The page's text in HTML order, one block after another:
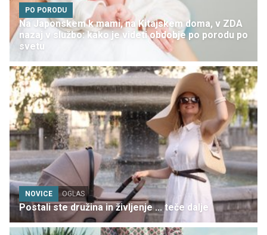
PO PORODU
Na Japonskem k mami, na Kitajskem doma, v ZDA
nazaj v službo: kako je videti obdobje po porodu po
svetu
NOVICE OGLAS
Postali ste družina in življenje ... teče dalje